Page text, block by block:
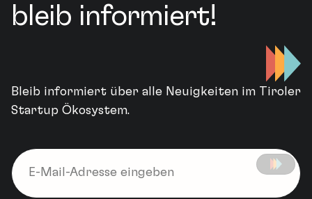
bleib informiert!
Bleib informiert über alle Neuigkeiten im Tiroler
Startup Ökosystem.